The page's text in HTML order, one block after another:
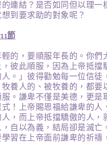
連結？是否如同但以理一
到要求助的對象呢？
節
輕的，要順服年長的。你們
彼此順服，因為上帝抵擋
。」彼得勸勉每一位信徒
養人的、被牧養的，都要
。謙卑不僅是美德，更是
！上帝賜恩福給謙卑的人
，而上帝抵擋驕傲的人，
自以為義，結局卻是滅亡
習在上帝面前謙卑的祈禱